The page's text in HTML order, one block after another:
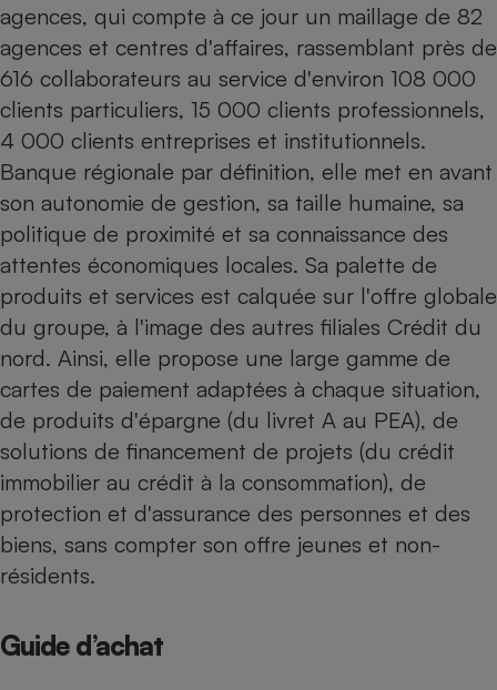
agences, qui compte à ce jour un maillage de 82
agences et centres d'affaires, rassemblant près de
616 collaborateurs au service d'environ 108 000
clients particuliers, 15 000 clients professionnels,
4 000 clients entreprises et institutionnels.
Banque régionale par définition, elle met en avant
son autonomie de gestion, sa taille humaine, sa
politique de proximité et sa connaissance des
attentes économiques locales. Sa palette de
produits et services est calquée sur l'offre globale
du groupe, à l'image des autres filiales Crédit du
nord. Ainsi, elle propose une large gamme de
cartes de paiement adaptées à chaque situation,
de produits d'épargne (du livret A au PEA), de
solutions de financement de projets (du crédit
immobilier au crédit à la consommation), de
protection et d'assurance des personnes et des
biens, sans compter son offre jeunes et non-
résidents.
Guide d’achat
Climatiseur -
Ventilateur
Cafetière à expressos
Antivirus
Climatiseur -
Ventilateur